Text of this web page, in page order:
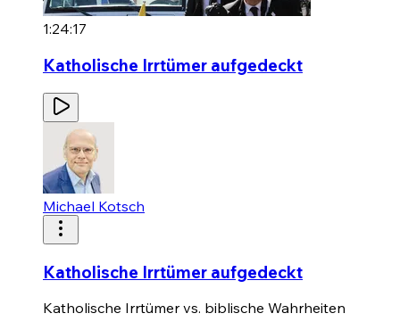
1:24:17
Katholische Irrtümer aufgedeckt
Michael Kotsch
Katholische Irrtümer aufgedeckt
Katholische Irrtümer vs. biblische Wahrheiten